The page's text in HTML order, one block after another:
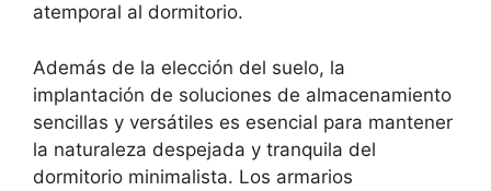
atemporal al dormitorio.
Además de la elección del suelo, la
implantación de soluciones de almacenamiento
sencillas y versátiles es esencial para mantener
la naturaleza despejada y tranquila del
dormitorio minimalista. Los armarios